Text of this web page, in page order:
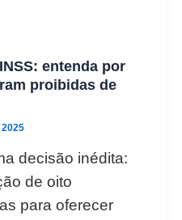
entenda por
proibidas de
decisão inédita:
de oito
para oferecer